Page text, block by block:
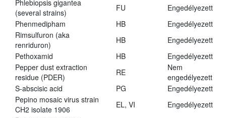
Phlebiopsis gigantea
(several strains)
FU
Engedélyezett
Phenmedipham
HB
Engedélyezett
Rimsulfuron (aka
renriduron)
HB
Engedélyezett
Pethoxamid
HB
Engedélyezett
Pepper dust extraction
residue (PDER)
RE
Nem
engedélyezett
S-abscisic acid
PG
Engedélyezett
Pepino mosaic virus strain
CH2 isolate 1906
EL, VI
Engedélyezett